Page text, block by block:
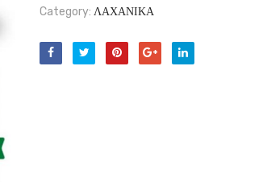
Category: ΛΑΧΑΝΙΚΑ